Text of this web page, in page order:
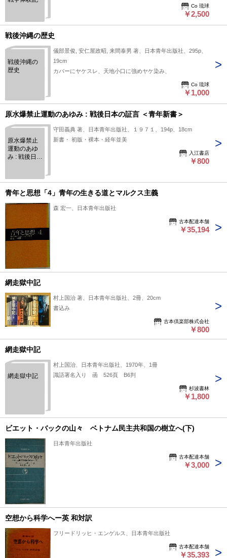
Co 琉球
￥2,500
戦後沖縄の歴史
戦後沖縄の
歴史
儀部景俊, 安仁屋政昭, 来間泰男 著、日本青年出版社、295p、
19cm
カバーにヤケスレ、天地小口に強めヤケ染み、
Co 琉球
￥1,000
原水爆禁止運動のあゆみ : 戦後日本の証言 ＜青年新書＞
原水爆禁止
運動のあゆ
み : 戦後日本
守田義典 著、日本青年出版社、１９７１、194p、18cm
新書・ 初版・裸本・経年並美
入江書店
￥800
青年と思想「4」青年の生きる道とマルクス主義
森 宏一、日本青年出版社
古本配達本舗
￥35,194
網走獄中記
村上国治 著、日本青年出版社、2冊、20cm
書込み
古本倶楽部株式会社
￥800
網走獄中記
網走獄中記
村上国治、日本青年出版社、1970年、1冊
識語署名入り 函 526頁 B6判
杉波書林
￥1,800
ビエット・バックの山々 ベトナム民主共和国の樹立へ(下)
日本青年出版社
古本配達本舗
￥3,000
空想から科学へー英 和対訳
フリードリッヒ・エンゲルス、日本青年出版社
古本配達本舗
￥35,393